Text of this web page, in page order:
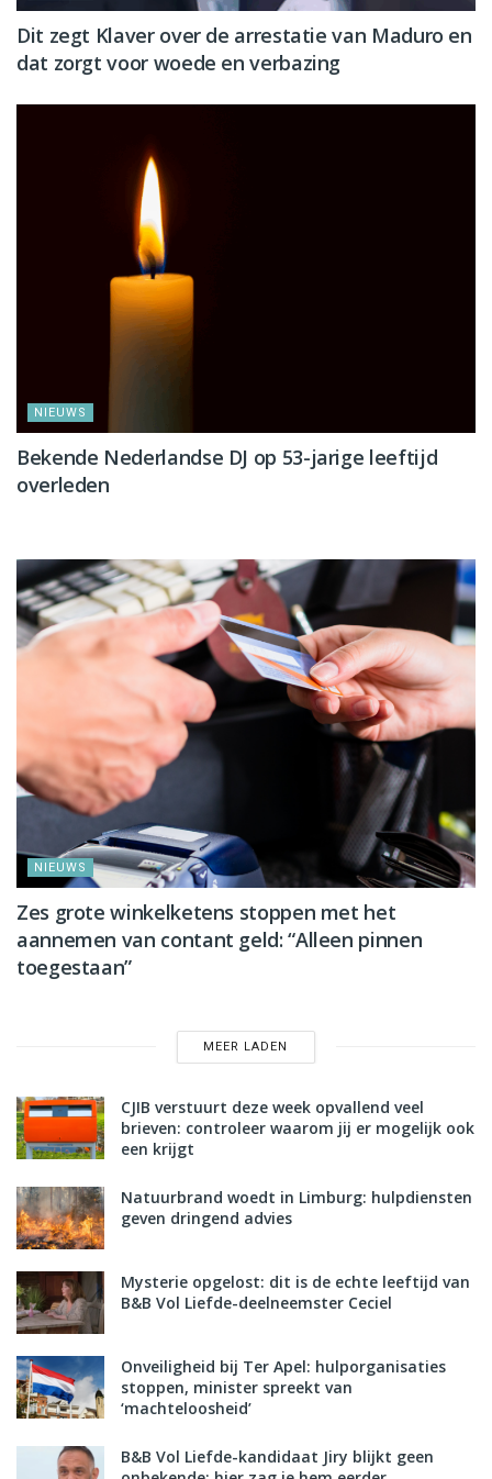
Dit zegt Klaver over de arrestatie van Maduro en
dat zorgt voor woede en verbazing
NIEUWS
Bekende Nederlandse DJ op 53-jarige leeftijd
overleden
NIEUWS
Zes grote winkelketens stoppen met het
aannemen van contant geld: “Alleen pinnen
toegestaan”
MEER LADEN
CJIB verstuurt deze week opvallend veel
brieven: controleer waarom jij er mogelijk ook
een krijgt
Natuurbrand woedt in Limburg: hulpdiensten
geven dringend advies
Mysterie opgelost: dit is de echte leeftijd van
B&B Vol Liefde-deelneemster Ceciel
Onveiligheid bij Ter Apel: hulporganisaties
stoppen, minister spreekt van
‘machteloosheid’
B&B Vol Liefde-kandidaat Jiry blijkt geen